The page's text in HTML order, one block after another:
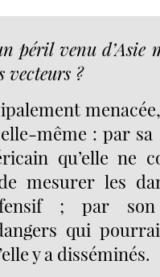
péril venu d’Asie
vecteurs ?
même : par
qu’elle ne
mesurer les
; par
qui
y a disséminés.